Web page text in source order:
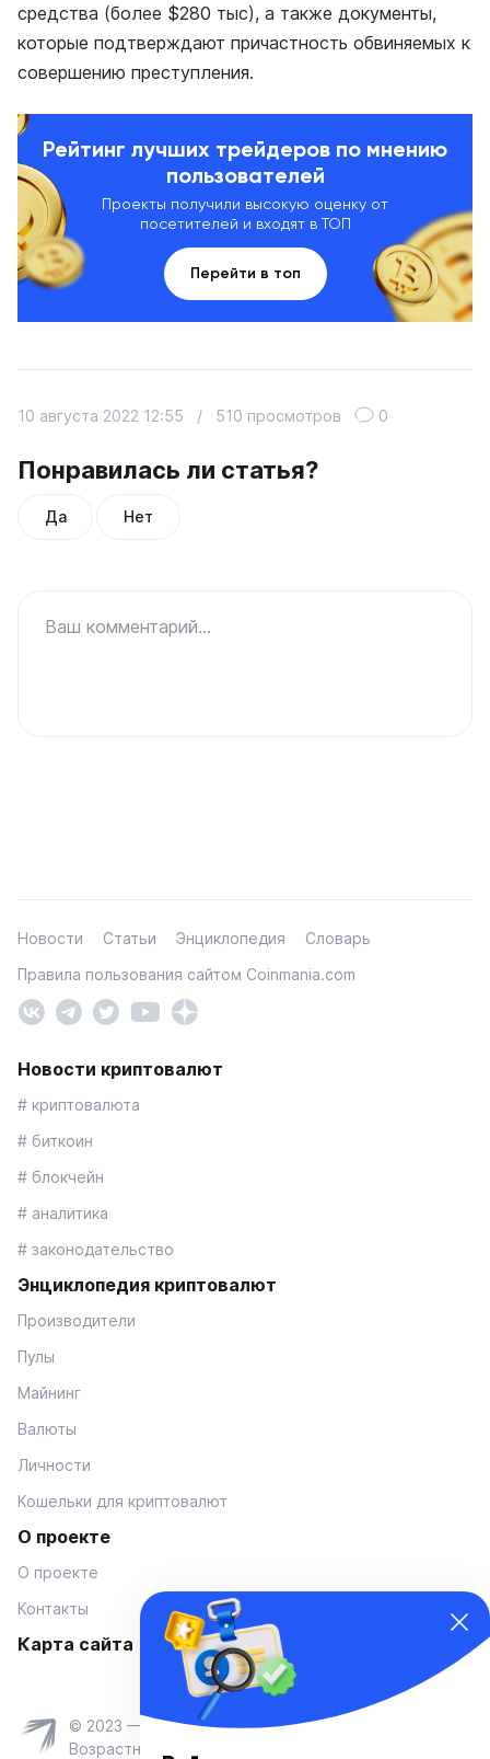
средства (более $280 тыс), а также документы,
которые подтверждают причастность обвиняемых к
совершению преступления.
Рейтинг лучших трейдеров по мнению
пользователей
Проекты получили высокую оценку от
посетителей и входят в ТОП
Перейти в топ
Понравилась ли статья?
Да Нет
10 августа 2022 12:55 / 510 просмотров 0
Ваш комментарий...
Новости Статьи Энциклопедия
Словарь
Правила пользования сайтом Coinmania.com
Новости криптовалют
# криптовалюта
# биткоин
# блокчейн
# аналитика
# законодательство
Энциклопедия криптовалют
Производители
Пулы
Майнинг
Валюты
Личности
Кошельки для криптовалют
О проекте
О проекте
Контакты
Карта сайта
© 2023 — Coinmania
Возрастное ограничение 16+